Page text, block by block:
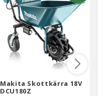
Makita Skottkärra 18V
DCU180Z